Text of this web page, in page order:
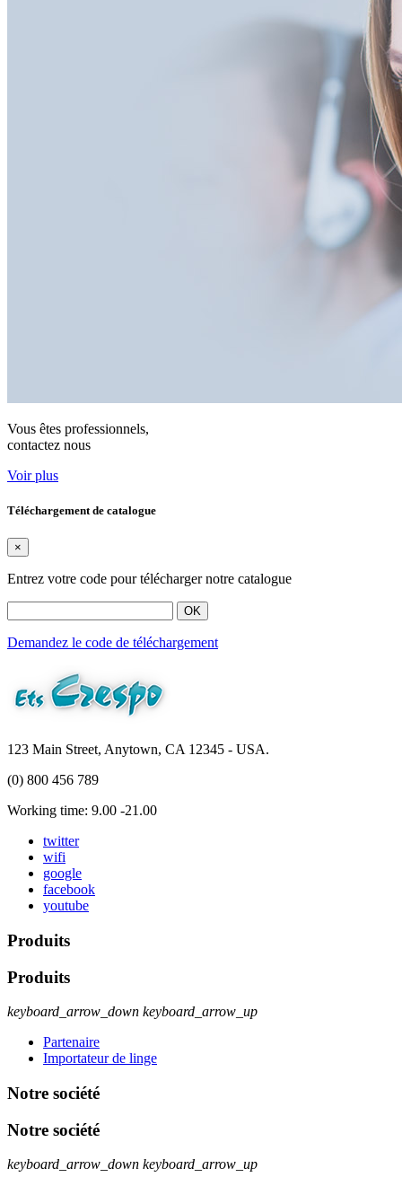
Vous êtes professionnels,
contactez nous
Voir plus
Téléchargement de catalogue
×
Entrez votre code pour télécharger notre catalogue
OK
Demandez le code de téléchargement
123 Main Street, Anytown, CA 12345 - USA.
(0) 800 456 789
Working time: 9.00 -21.00
twitter
wifi
google
facebook
youtube
Produits
Produits
keyboard_arrow_down keyboard_arrow_up
Partenaire
Importateur de linge
Notre société
Notre société
keyboard_arrow_down keyboard_arrow_up